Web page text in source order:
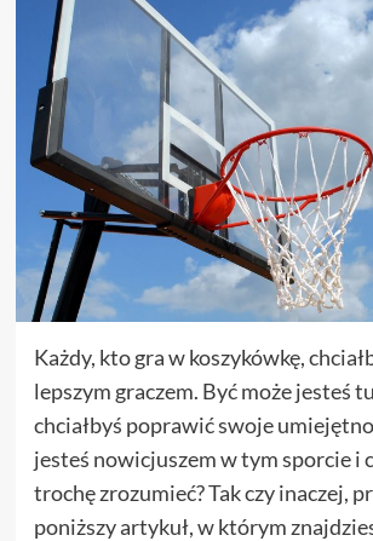
Każdy, kto gra w koszykówkę,
lepszym graczem. Być może jesteś
chciałbyś poprawić swoje
jesteś nowicjuszem w tym sporcie i
trochę zrozumieć? Tak czy inaczej,
poniższy artykuł, w którym